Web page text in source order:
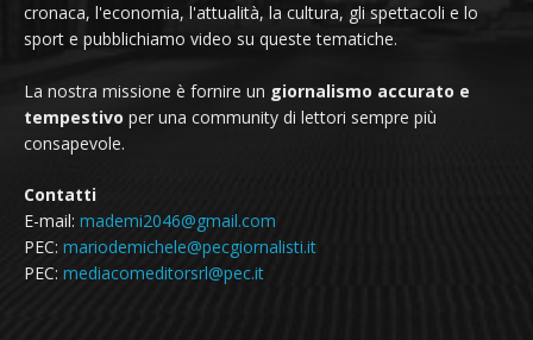
cronaca, l'economia, l'attualità, la cultura, gli spettacoli e lo
sport e pubblichiamo video su queste tematiche.
La nostra missione è fornire un giornalismo accurato e
tempestivo per una community di lettori sempre più
consapevole.
Contatti
E-mail: mademi2046@gmail.com
PEC: mariodemichele@pecgiornalisti.it
PEC: mediacomeditorsrl@pec.it